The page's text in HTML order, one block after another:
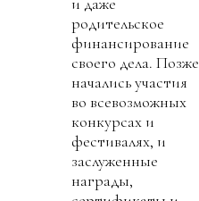
родительское
финансирование
своего дела. Позже
начались участия
во всевозможных
конкурсах и
фестивалях, и
заслуженные
награды,